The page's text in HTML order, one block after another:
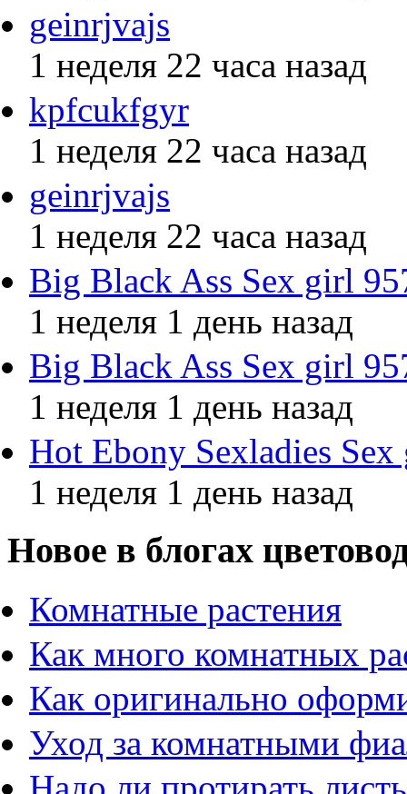
geinrjvajs
1 неделя 22 часа назад
kpfcukfgyr
1 неделя 22 часа назад
geinrjvajs
1 неделя 22 часа назад
Big Black Ass Sex girl
1 неделя 1 день назад
Big Black Ass Sex girl
1 неделя 1 день назад
Hot Ebony Sexladies
1 неделя 1 день назад
Новое в блогах
Комнатные растения
Как много комнатных
Как оригинально
Уход за комнатными